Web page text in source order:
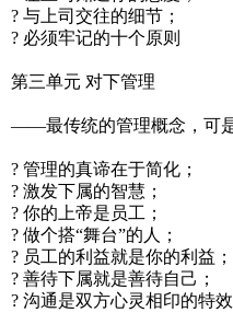
? 与上司交往的细节；
? 必须牢记的十个原则
第三单元 对下管理
——最传统的管理概念，可
? 管理的真谛在于简化；
? 激发下属的智慧；
? 你的上帝是员工；
? 做个搭“舞台”的人；
? 员工的利益就是你的利益；
? 善待下属就是善待自己；
? 沟通是双方心灵相印的特效